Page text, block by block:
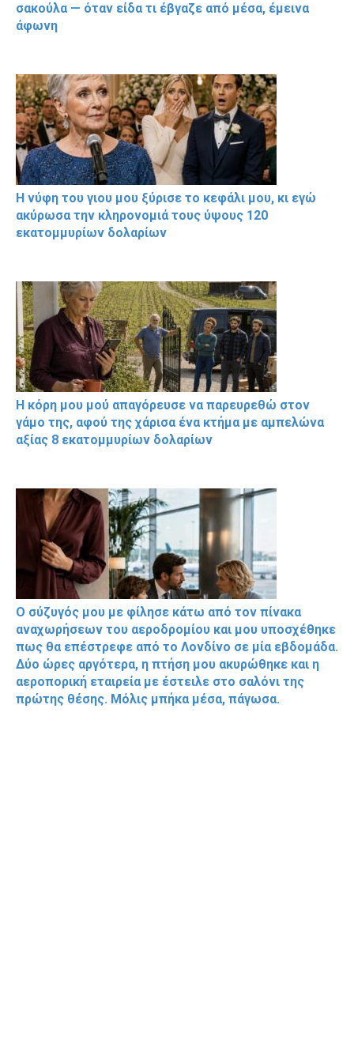
σακούλα — όταν είδα τι έβγαζε από μέσα, έμεινα
άφωνη
Η νύφη του γιου μου ξύρισε το κεφάλι μου, κι εγώ
ακύρωσα την κληρονομιά τους ύψους 120
εκατομμυρίων δολαρίων
Η κόρη μου μού απαγόρευσε να παρευρεθώ στον
γάμο της, αφού της χάρισα ένα κτήμα με αμπελώνα
αξίας 8 εκατομμυρίων δολαρίων
Ο σύζυγός μου με φίλησε κάτω από τον πίνακα
αναχωρήσεων του αεροδρομίου και μου υποσχέθηκε
πως θα επέστρεφε από το Λονδίνο σε μία εβδομάδα.
Δύο ώρες αργότερα, η πτήση μου ακυρώθηκε και η
αεροπορική εταιρεία με έστειλε στο σαλόνι της
πρώτης θέσης. Μόλις μπήκα μέσα, πάγωσα.